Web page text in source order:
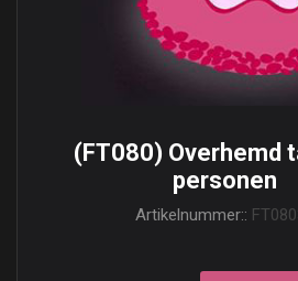
(FT080) Overhemd
personen
Artikelnummer::